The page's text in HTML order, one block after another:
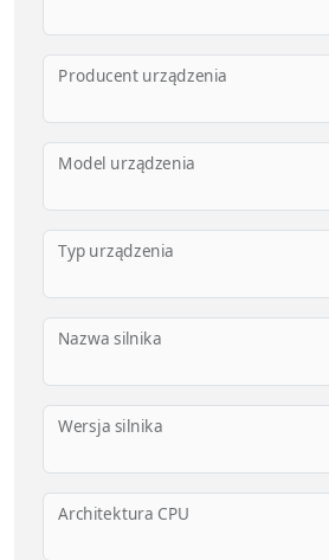
Producent urządzenia
Model urządzenia
Typ urządzenia
Nazwa silnika
Wersja silnika
Architektura CPU